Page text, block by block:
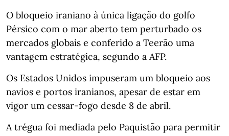
O bloqueio iraniano à única ligação do golfo
Pérsico com o mar aberto tem perturbado os
mercados globais e conferido a Teerão uma
vantagem estratégica, segundo a AFP.
Os Estados Unidos impuseram um bloqueio aos
navios e portos iranianos, apesar de estar em
vigor um cessar-fogo desde 8 de abril.
A trégua foi mediada pelo Paquistão para permitir